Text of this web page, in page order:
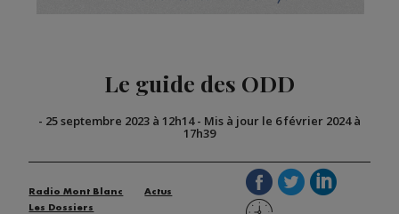
Le guide des ODD
- 25 septembre 2023 à 12h14- Mis à jour le 6 février 2024 à
17h39
Radio Mont Blanc
Actus
Les Dossiers